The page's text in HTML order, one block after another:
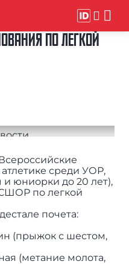
ПО ЛЕГКОЙ
среди УОР,
юниорки до 20 лет),
по легкой
почета:
(прыжок с шестом,
(метание молота,